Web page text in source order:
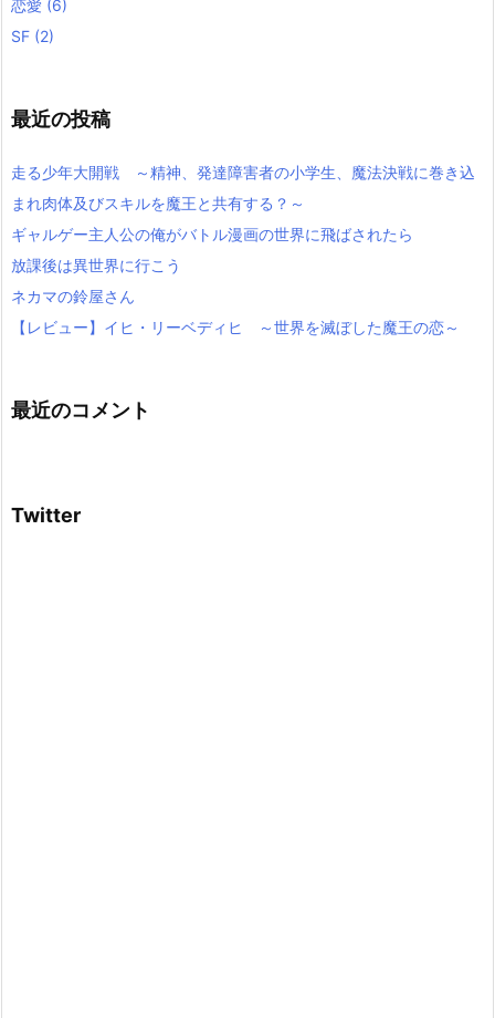
恋愛 (6)
SF (2)
最近の投稿
走る少年大開戦 ～精神、発達障害者の小学生、魔法決戦に巻き込
まれ肉体及びスキルを魔王と共有する？～
ギャルゲー主人公の俺がバトル漫画の世界に飛ばされたら
放課後は異世界に行こう
ネカマの鈴屋さん
【レビュー】イヒ・リーベディヒ ～世界を滅ぼした魔王の恋～
最近のコメント
Twitter